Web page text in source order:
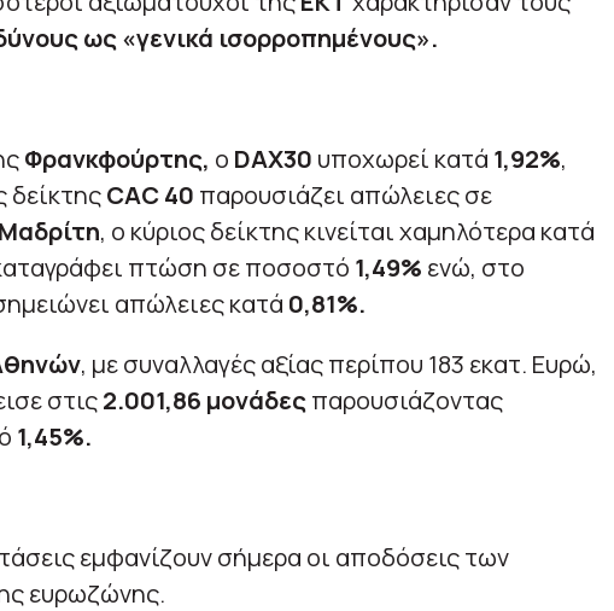
ως «γενικά ισορροπημένους».
Φρανκφούρτης, ο DAX30 υποχωρεί κατά 1,92%,
δείκτηςCAC 40 παρουσιάζει απώλειες σε
Μαδρίτη, ο κύριος δείκτης κινείται χαμηλότερα κατά
πτώση σε ποσοστό 1,49% ενώ, στο
απώλειες κατά 0,81%.
, με συναλλαγές αξίας περίπου 183 εκατ. Ευρώ,
στις2.001,86 μονάδεςπαρουσιάζοντας
1,45%.
εμφανίζουν σήμερα οι αποδόσεις των
ευρωζώνης.